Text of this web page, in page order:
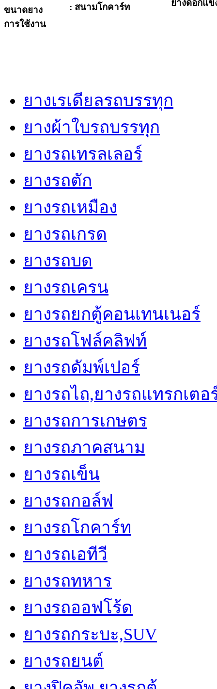
ขนาดยาง
การใช้งาน
: สนามโกคาร์ท
ยางดอกแข็
ยางเรเดียลรถบรรทุก
ยางผ้าใบรถบรรทุก
ยางรถเทรลเลอร์
ยางรถตัก
ยางรถเหมือง
ยางรถเกรด
ยางรถบด
ยางรถเครน
ยางรถยกตู้คอนเทนเนอร์
ยางรถโฟล์คลิฟท์
ยางรถดัมพ์เปอร์
ยางรถไถ,ยางรถแทรกเตอ
ยางรถการเกษตร
ยางรถภาคสนาม
ยางรถเข็น
ยางรถกอล์ฟ
ยางรถโกคาร์ท
ยางรถเอทีวี
ยางรถทหาร
ยางรถออฟโร้ด
ยางรถกระบะ,SUV
ยางรถยนต์